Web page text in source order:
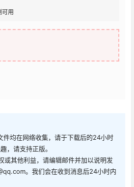
用
件均在网络收集，请于下载后的24小时
，请支持正版。
或其他利益，请编辑邮件并加以说明发
。我们会在收到消息后24小时内